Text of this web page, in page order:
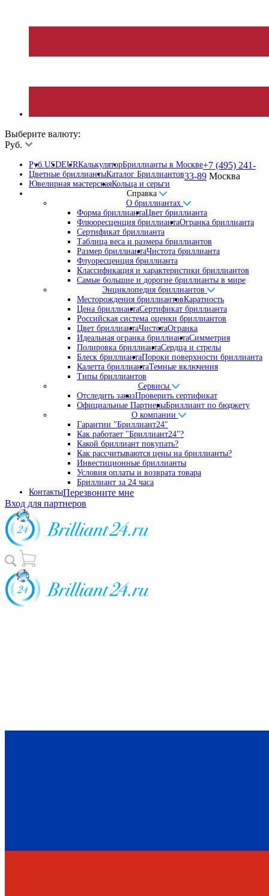
Выберите валюту:
Руб.
Руб.USDEURКалькуляторБриллианты в Москве
Цветные бриллиантыКаталог Бриллиантов
Ювелирная мастерскаяКольца и серьги
Справка
О бриллиантах
Форма бриллиантаЦвет бриллианта
Флюоресценция бриллиантаОгранка бриллианта
Сертификат бриллианта
Таблица веса и размера бриллиантов
Размер бриллиантаЧистота бриллианта
Флуоресценция бриллианта
Классификация и характеристики бриллиантов
Самые большие и дорогие бриллианты в мире
Энциклопедия бриллиантов
Месторождения бриллиантовКаратность
Цена бриллиантаСертификат бриллианта
Российская система оценки бриллиантов
Цвет бриллиантаЧистотаОгранка
Идеальная огранка бриллиантаСимметрия
Полировка бриллиантаСердца и стрелы
Блеск бриллиантаПороки поверхности бриллианта
Калетта бриллиантаТемные включения
Типы бриллиантов
Сервисы
Отследить заказПроверить сертификат
Официальные ПартнерыБриллиант по бюджету
О компании
Гарантии "Бриллиант24"
Как работает "Бриллиант24"?
Какой бриллиант покупать?
Как рассчитываются цены на бриллианты?
Инвестиционные бриллианты
Условия оплаты и возврата товара
Бриллиант за 24 часа
Контакты
+7 (495) 241-
33-89 Москва
Перезвоните мне
Вход для партнеров